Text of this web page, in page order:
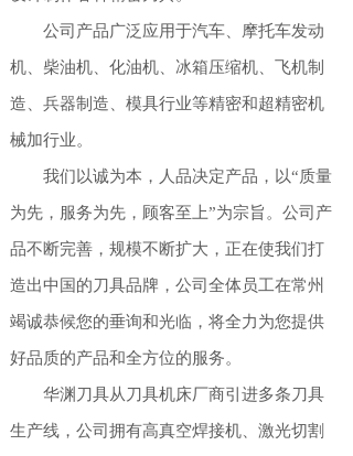
公司产品广泛应用于汽车、摩托车发动
机、柴油机、化油机、冰箱压缩机、飞机制
造 兵器制造 模具行业等精密和超精密机
械加行业。
我们以诚为本，人品决定产品，以“质量
为先，服务为先，顾客至上”为宗旨。公司产
品不断完善，规模不断扩大，正在使我们打
造出中国的刀具品牌，公司全体员工在常州
竭诚恭候您的垂询和光临，将全力为您提供
好品质的产品和全方位的服务。
华渊刀具从刀具机床厂商引进多条刀具
生产线，公司拥有高真空焊接机、激光切割